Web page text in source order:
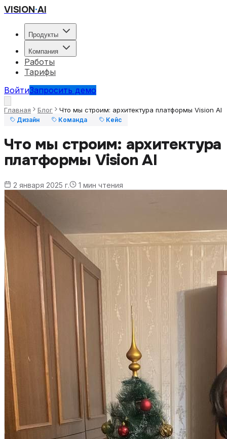
VISION·AI
Продукты
Компания
Работы
Тарифы
ВойтиЗапросить демо
Главная Блог Что мы строим: архитектура платформы Vision AI
Дизайн Команда Кейс
Что мы строим: архитектура
платформы Vision AI
2 января 2025 г. 1 мин чтения